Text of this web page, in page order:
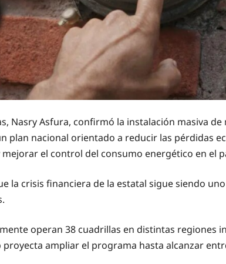
Nasry Asfura, confirmó la instalación masiva
plan nacional orientado a reducir las pérdidas
mejorar el control del consumo energético en el
la crisis financiera de la estatal sigue siendo
operan 38 cuadrillas en distintas regiones
ampliar el programa hasta alcanzar